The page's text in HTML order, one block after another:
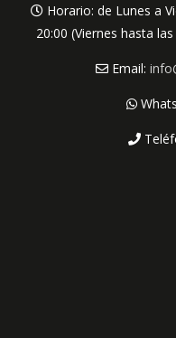
Horario: de Lunes a
20:00 (Viernes hasta
Email: